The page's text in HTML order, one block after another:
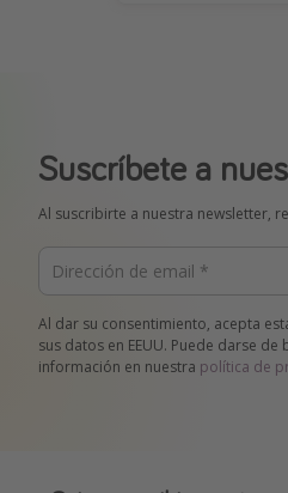
Suscríbete a
Al suscribirte a nuestra newsletter,
Al dar su consentimiento, acepta
sus datos en EEUU. Puede darse
información en nuestra política de